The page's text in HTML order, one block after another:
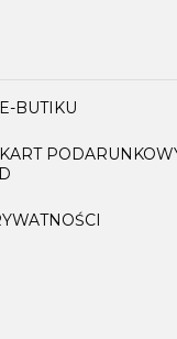
BUTIKU